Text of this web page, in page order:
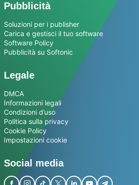
Pubblicità
Soluzioni per i publisher
Carica e gestisci il tuo software
Software Policy
Pubblicità su Softonic
Legale
DMCA
Informazioni legali
Condizioni d’uso
Politica sulla privacy
Cookie Policy
Impostazioni cookie
Social media